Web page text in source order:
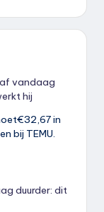
vandaag
hij
in
bij TEMU.
duurder: dit